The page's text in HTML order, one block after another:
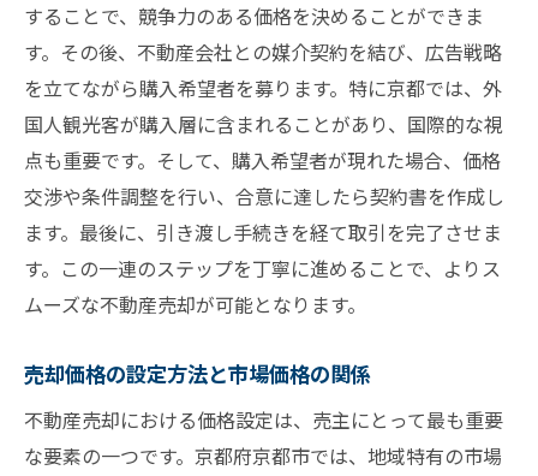
不動産エージェントを活用するメリット
専門家と連携して売却を進めるステップ
専門家の意見を取り入れた戦略的売却
アドバイザーに聞く成功する売却の秘訣
地域の特性を活かす不動産売却京都府京都市の
ポイント
地域特性を活かした不動産価値の引き出し
方
却
地域特有の文化と不動産売却の関係
地域のインフラ開発が売却に与える影響
することで、競争力のある価格を決めることができま
す。その後、不動産会社との媒介契約を結び、広告戦略
を立てながら購入希望者を募ります。特に京都では、外
国人観光客が購入層に含まれることがあり、国際的な視
点も重要です。そして、購入希望者が現れた場合、価格
交渉や条件調整を行い、合意に達したら契約書を作成し
ます。最後に、引き渡し手続きを経て取引を完了させま
す。この一連のステップを丁寧に進めることで、よりス
ムーズな不動産売却が可能となります。
売却価格の設定方法と市場価格の関係
不動産売却における価格設定は、売主にとって最も重要
な要素の一つです。京都府京都市では、地域特有の市場